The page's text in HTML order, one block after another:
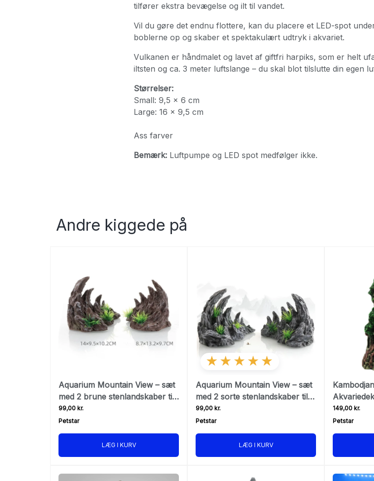
tilfører ekstra bevægelse og ilt til vandet.
Vil du gøre det endnu flottere, kan du placere et LED-spot
boblerne op og skaber et spektakulært udtryk i akvariet.
Vulkanen er håndmalet og lavet af giftfri harpiks, som er helt
iltsten og ca. 3 meter luftslange – du skal blot tilslutte din egen
Størrelser:
Small: 9,5 × 6 cm
Large: 16 × 9,5 cm
Ass farver
Bemærk: Luftpumpe og LED spot medfølger ikke.
Andre kiggede på
Aquarium Mountain View – sæt
med 2 brune stenlandskaber til
akvarium
99,00 kr.
Petstar
LÆG I KURV
★★★★★
Aquarium Mountain View – sæt
med 2 sorte stenlandskaber til
akvarium
99,00 kr.
Petstar
LÆG I KURV
149,00 kr.
Petstar